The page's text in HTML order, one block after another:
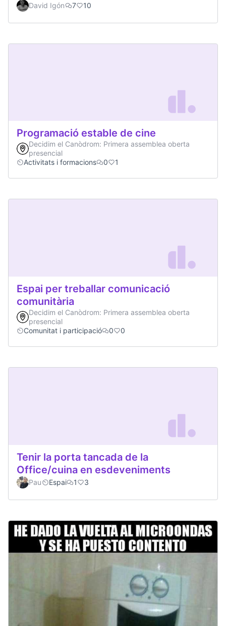
David Igón 7 10
Programació estable de cine
Decidim el Canòdrom: Primera assemblea oberta
presencial
Activitats i formacions
0 1
Espai per treballar comunicació
comunitària
Decidim el Canòdrom: Primera assemblea oberta
presencial
Comunitat i participació
0 0
Tenir la porta tancada de la
Office/cuina en esdeveniments
Pau Espai 1 3